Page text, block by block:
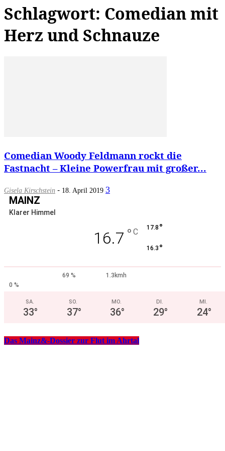
Schlagwort: Comedian mit
Herz und Schnauze
Comedian Woody Feldmann rockt die
Fastnacht – Kleine Powerfrau mit großer...
Gisela Kirschstein - 18. April 2019 3
MAINZ
Klarer Himmel
16.7 ° C 17.8 °
16.3 °
69 %
1.3kmh
0 %
SA.
33°
SO.
37°
MO.
36°
DI.
29°
MI.
24°
Das Mainz&-Dossier zur Flut im Ahrtal